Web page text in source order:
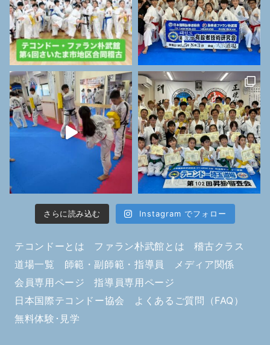
さらに読み込む Instagram でフォロー
テコンドーとは ファラン朴武館とは
稽古クラス
道場一覧
師範・副師範・指導員
メディア関係
会員専用ページ
指導員専用ページ
日本国際テコンドー協会
よくあるご質問（FAQ）
無料体験･見学